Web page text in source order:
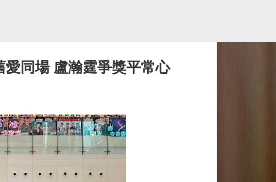
同場 盧瀚霆爭獎平常心